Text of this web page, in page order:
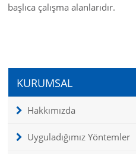
başlıca çalışma alanlarıdır.
KURUMSAL
Hakkımızda
Uyguladığımız Yöntemler